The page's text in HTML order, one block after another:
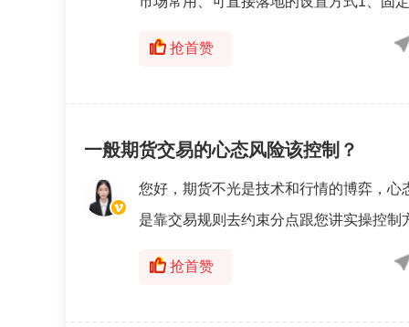
抢首赞
一般期货交易的心态风险该控制？
您好，期货不光是技术和行情的博弈，
是靠交易规则去约束分点跟您讲实操控
抢首赞